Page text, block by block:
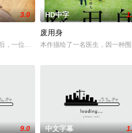
3.0
，一位小镇女子向疏远的哥哥借了钱，独
HD中字
废用身
本作描绘了一名医生，因一种
9.0 中文字幕